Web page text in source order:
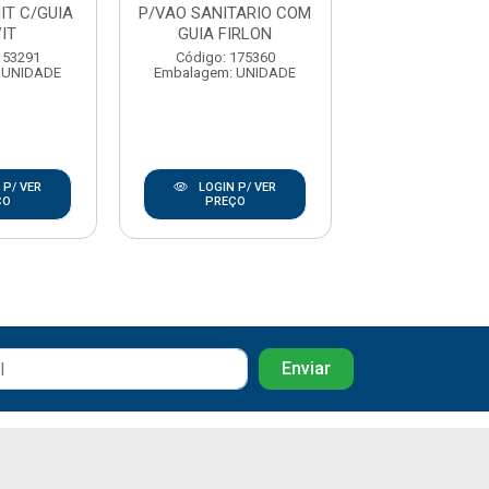
C/GUIA
P/ VER
P/VAO SANITARIO COM
GUIA FIRLON
Código: 175360
Embalagem: UNIDADE
LOGIN P/ VER
PREÇO